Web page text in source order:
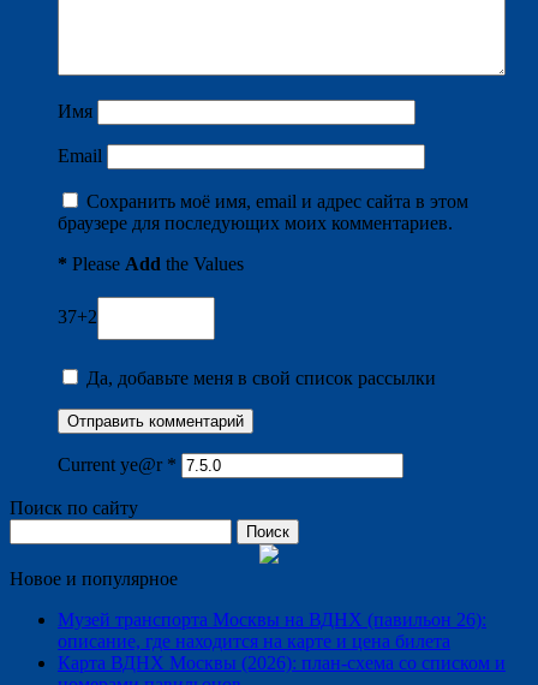
Имя
Email
Сохранить моё имя, email и адрес сайта в этом
браузере для последующих моих комментариев.
* Please Add the Values
37+2
Да, добавьте меня в свой список рассылки
Current ye@r *
Поиск по сайту
Новое и популярное
Музей транспорта Москвы на ВДНХ (павильон 26):
описание, где находится на карте и цена билета
Карта ВДНХ Москвы (2026): план-схема со списком и